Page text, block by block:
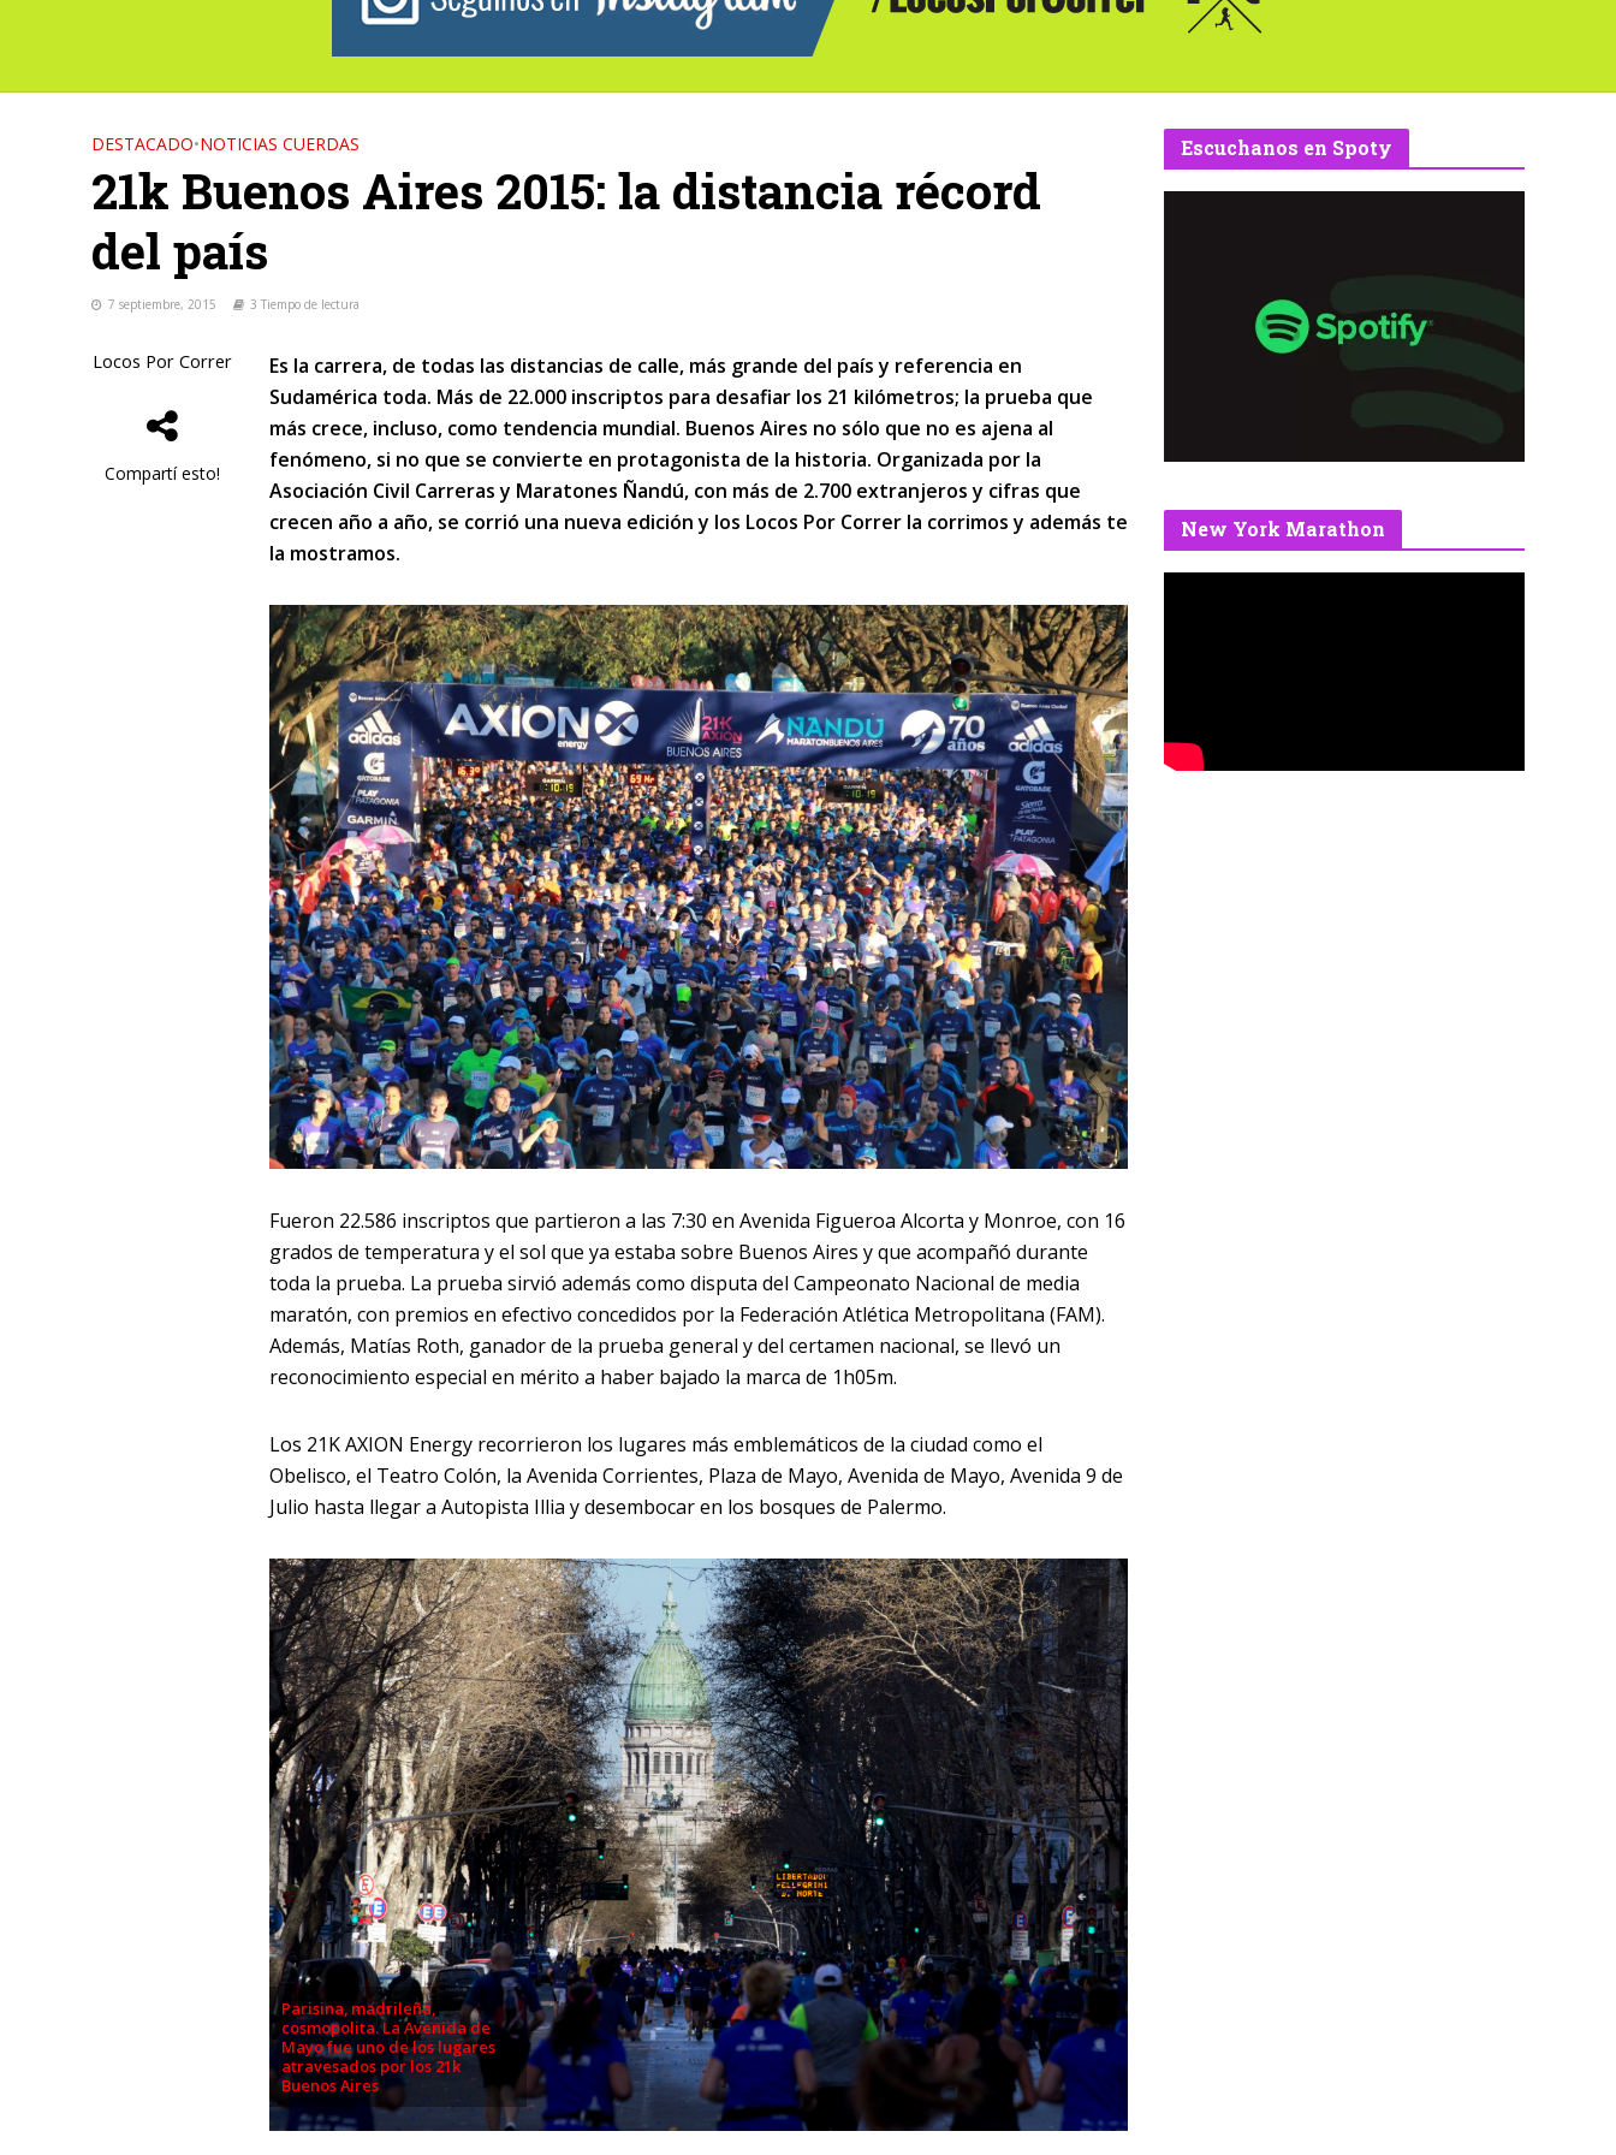
DESTACADO•NOTICIAS CUERDAS
21k Buenos Aires 2015: la distancia récord
del país
7 septiembre, 2015 3 Tiempo de lectura
Locos Por Correr
Compartí esto!
Es la carrera, de todas las distancias de calle, más grande del país y referencia en
Sudamérica toda. Más de 22.000 inscriptos para desafiar los 21 kilómetros; la prueba que
más crece, incluso, como tendencia mundial. Buenos Aires no sólo que no es ajena al
fenómeno, si no que se convierte en protagonista de la historia. Organizada por la
Asociación Civil Carreras y Maratones Ñandú, con más de 2.700 extranjeros y cifras que
crecen año a año, se corrió una nueva edición y los Locos Por Correr la corrimos y además te
la mostramos.
Fueron 22.586 inscriptos que partieron a las 7:30 en Avenida Figueroa Alcorta y Monroe, con 16
grados de temperatura y el sol que ya estaba sobre Buenos Aires y que acompañó durante
toda la prueba. La prueba sirvió además como disputa del Campeonato Nacional de media
maratón, con premios en efectivo concedidos por la Federación Atlética Metropolitana (FAM).
Además, Matías Roth, ganador de la prueba general y del certamen nacional, se llevó un
reconocimiento especial en mérito a haber bajado la marca de 1h05m.
Los 21K AXION Energy recorrieron los lugares más emblemáticos de la ciudad como el
Obelisco, el Teatro Colón, la Avenida Corrientes, Plaza de Mayo, Avenida de Mayo, Avenida 9 de
Julio hasta llegar a Autopista Illia y desembocar en los bosques de Palermo.
Parisina, madrileña,
cosmopolita. La Avenida de
Mayo fue uno de los lugares
atravesados por los 21k
Buenos Aires
Escuchanos en Spoty
New York Marathon